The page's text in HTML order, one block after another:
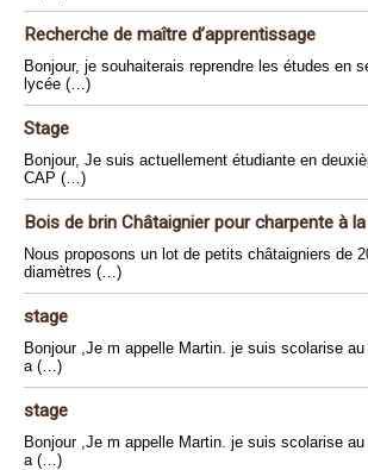
Recherche de maître d’apprentissage
Bonjour, je souhaiterais reprendre les études en
lycée (…)
Stage
Bonjour, Je suis actuellement étudiante en
CAP (…)
Bois de brin Châtaignier pour charpente à
Nous proposons un lot de petits châtaigniers de
diamètres (…)
stage
Bonjour ,Je m appelle Martin. je suis scolarise
a (…)
stage
Bonjour ,Je m appelle Martin. je suis scolarise
a (…)